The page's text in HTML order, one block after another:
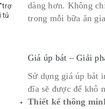
dàng hơn. Không
trong mỗi bữa ăn
Giá úp bát – Giải
Sử dụng giá úp bát
đĩa sẽ được để khô
Thiết kế thông
tủ